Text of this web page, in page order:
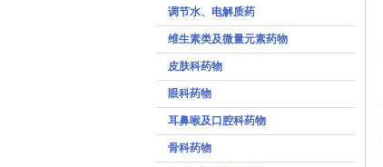
调节水、电解质药
维生素类及微量元素药物
皮肤科药物
眼科药物
耳鼻喉及口腔科药物
骨科药物